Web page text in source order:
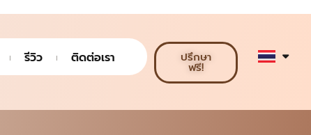
รีวิว ติดต่อเรา ปรึกษา
ฟรี!